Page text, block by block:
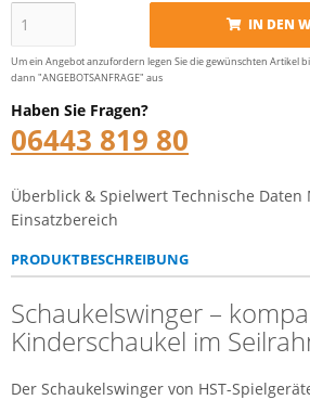
IN DEN
Um ein Angebot anzufordern legen Sie die gewünschten Artikel
dann "ANGEBOTSANFRAGE" aus
Haben Sie Fragen?
06443 819 80
Überblick & Spielwert Technische Daten
Einsatzbereich
PRODUKTBESCHREIBUNG
Schaukelswinger –
Kinderschaukel im
Der Schaukelswinger von HST-